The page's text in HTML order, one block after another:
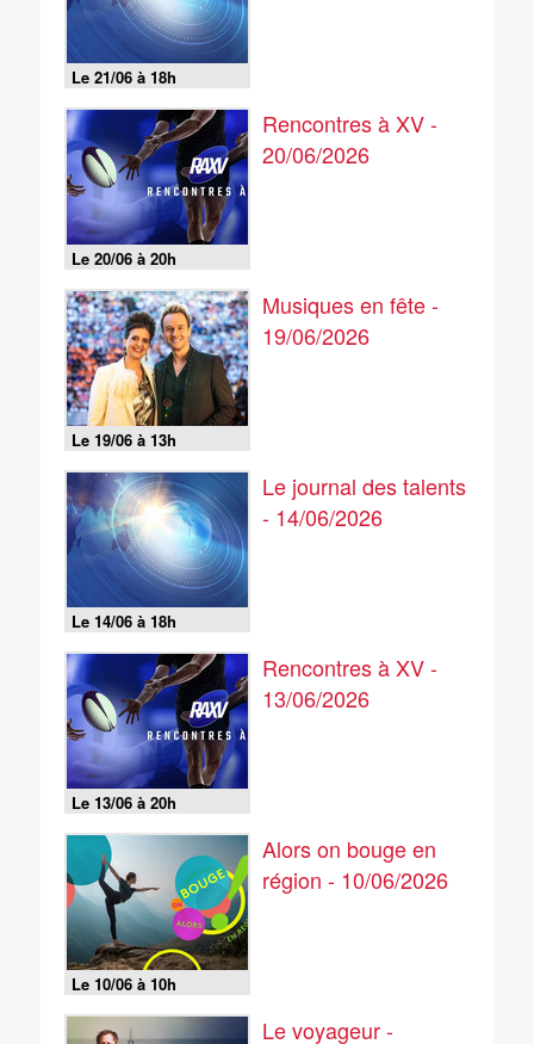
Le 21/06 à 18h
Le 20/06 à 20h
Rencontres à XV -
20/06/2026
Le 19/06 à 13h
Musiques en fête -
19/06/2026
Le 14/06 à 18h
Le journal des talents
- 14/06/2026
Le 13/06 à 20h
Rencontres à XV -
13/06/2026
Le 10/06 à 10h
Alors on bouge en
région - 10/06/2026
Le voyageur -